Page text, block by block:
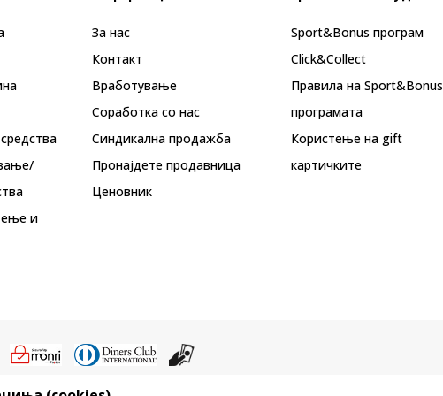
и
За нас
Контакт
Вработување
Соработка со нас
Синдикална продажба
Пронајдете продавница
Ценовник
Sport&Bonus програм
Click&Collect
Правила на Sport&Bonus
програмата
Користење на gift
картичките